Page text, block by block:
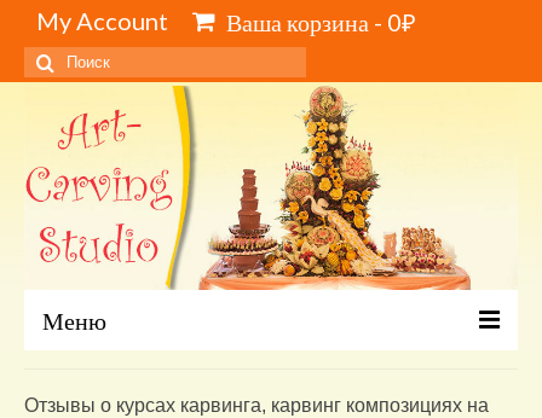
My Account Ваша корзина - 0₽
Искать:
Меню
Отзывы о курсах карвинга, карвинг композициях на